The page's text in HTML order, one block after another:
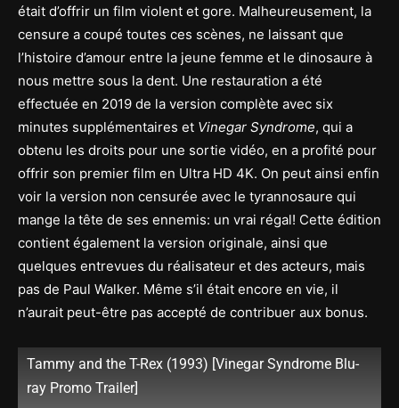
était d’offrir un film violent et gore. Malheureusement, la
censure a coupé toutes ces scènes, ne laissant que
l’histoire d’amour entre la jeune femme et le dinosaure à
nous mettre sous la dent. Une restauration a été
effectuée en 2019 de la version complète avec six
minutes supplémentaires et Vinegar Syndrome, qui a
obtenu les droits pour une sortie vidéo, en a profité pour
offrir son premier film en Ultra HD 4K. On peut ainsi enfin
voir la version non censurée avec le tyrannosaure qui
mange la tête de ses ennemis: un vrai régal! Cette édition
contient également la version originale, ainsi que
quelques entrevues du réalisateur et des acteurs, mais
pas de Paul Walker. Même s’il était encore en vie, il
n’aurait peut-être pas accepté de contribuer aux bonus.
Tammy and the T-Rex (1993) [Vinegar Syndrome Blu-
ray Promo Trailer]